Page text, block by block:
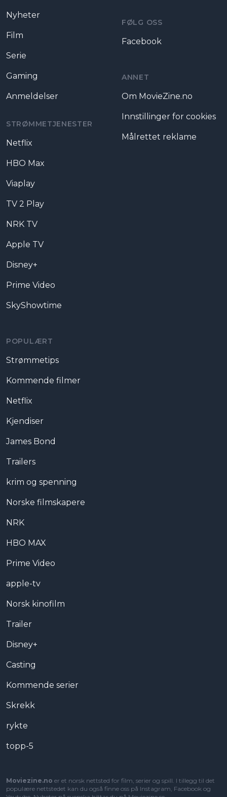
Nyheter
Film
Serie
Gaming
Anmeldelser
STRØMMETJENESTER
Netflix
HBO Max
Viaplay
TV 2 Play
NRK TV
Apple TV
Disney+
Prime Video
SkyShowtime
POPULÆRT
Strømmetips
Kommende filmer
Netflix
Kjendiser
James Bond
Trailers
krim og spenning
Norske filmskapere
NRK
HBO MAX
Prime Video
apple-tv
Norsk kinofilm
Trailer
Disney+
Casting
Kommende serier
Skrekk
rykte
topp-5
FØLG OSS
Facebook
ANNET
Om MovieZine.no
Innstillinger for cookies
Målrettet reklame
Moviezine.no er et norsk nettsted for film, serier og spill. I tillegg til det
populære nettstedet kan du også finne oss på Instagram, Facebook og